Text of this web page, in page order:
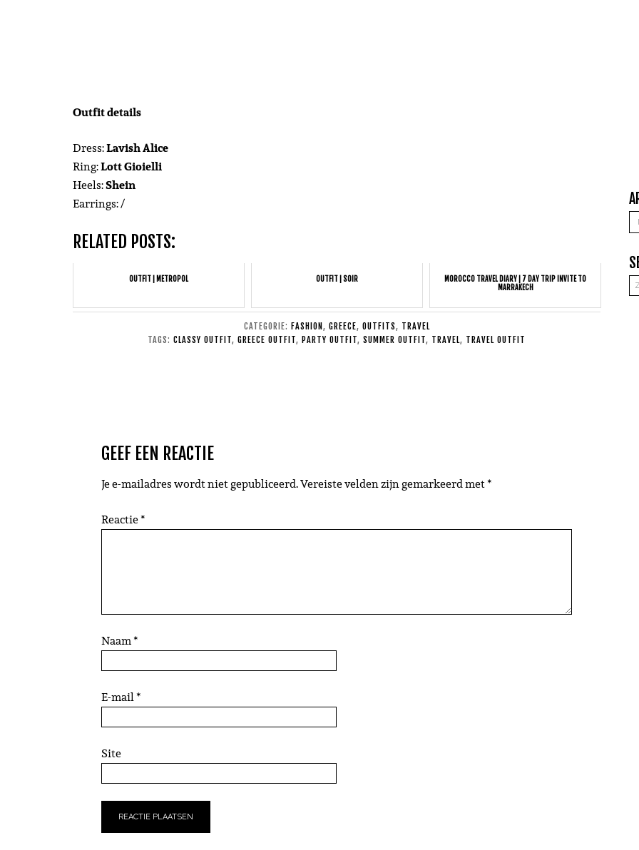
Outfit details
Dress:Lavish Alice
Ring:Lott Gioielli
Heels:Shein
Earrings: /
RELATED POSTS:
OUTFIT | METROPOL OUTFIT | SOIR
MOROCCO TRAVEL DIARY | 7 DAY TRIP INVITE TO
MARRAKECH
CATEGORIE: FASHION , GREECE, OUTFITS, TRAVEL
TAGS: CLASSY OUTFIT, GREECE OUTFIT, PARTY OUTFIT, SUMMER OUTFIT, TRAVEL, TRAVEL OUTFIT
GEEF EEN REACTIE
Je e-mailadres wordt niet gepubliceerd.Vereiste velden zijn gemarkeerd met*
Reactie*
Naam*
E-mail*
Site